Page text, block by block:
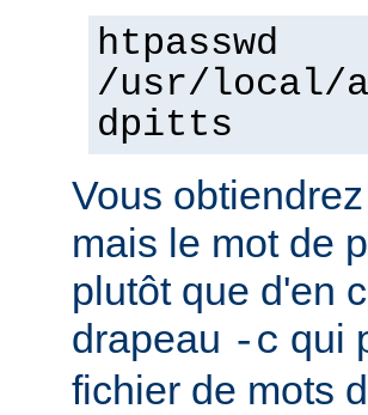
htpasswd
/usr/local/
dpitts
Vous
mais le mot de
plutôt que d'en
drapeau -c qui
fichier de mots